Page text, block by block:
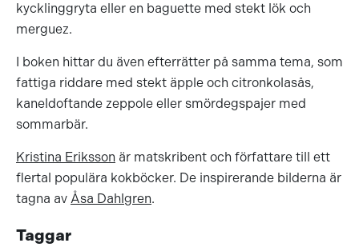
kycklinggryta eller en baguette med stekt lök och
merguez.
I boken hittar du även efterrätter på samma tema, som
fattiga riddare med stekt äpple och citronkolasås,
kaneldoftande zeppole eller smördegspajer med
sommarbär.
Kristina Eriksson är matskribent och författare till ett
flertal populära kokböcker. De inspirerande bilderna är
tagna av Åsa Dahlgren.
Taggar